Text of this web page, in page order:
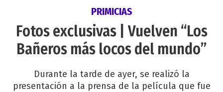
PRIMICIAS
Fotos exclusivas | Vuelven “Los
Bañeros más locos del mundo”
Durante la tarde de ayer, se realizó la
presentación a la prensa de la película que fue